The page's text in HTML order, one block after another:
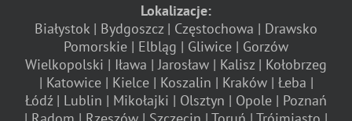
Lokalizacje:
Białystok
Bydgoszcz Częstochowa
Drawsko
Pomorskie
Elbląg Gliwice
Gorzów
Wielkopolski
Iława Jarosław Kalisz
Kołobrzeg
Katowice
Kielce Koszalin Kraków
Łeba
Łódź
Lublin Mikołajki Olsztyn Opole
Poznań